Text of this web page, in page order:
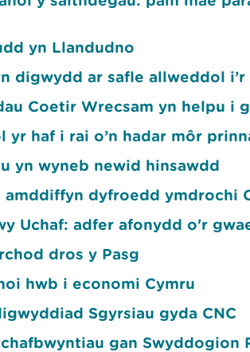
yn Llandudno
digwydd ar safle allweddol
Coetir Wrecsam yn helpu i
yr haf i rai o’n hadar môr
yn wyneb newid hinsawdd
dyfroedd ymdrochi
Uchaf: adfer afonydd o'r
dros y Pasg
hwb i economi Cymru
Sgyrsiau gyda CNC
gan Swyddogion